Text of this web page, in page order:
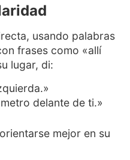
usando palabras
frases como «allí
lugar, di:
delante de ti.»
mejor en su